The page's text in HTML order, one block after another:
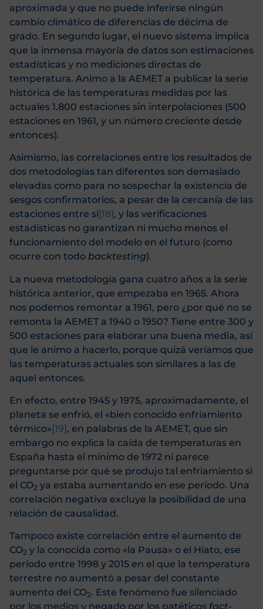
aproximada y que no puede inferirse ningún
cambio climático de diferencias de décima de
grado. En segundo lugar, el nuevo sistema implica
que la inmensa mayoría de datos son estimaciones
estadísticas y no mediciones directas de
temperatura. Animo a la AEMET a publicar la serie
histórica de las temperaturas medidas por las
actuales 1.800 estaciones sin interpolaciones (500
estaciones en 1961, y un número creciente desde
entonces).
Asimismo, las correlaciones entre los resultados de
dos metodologías tan diferentes son demasiado
elevadas como para no sospechar la existencia de
sesgos confirmatorios, a pesar de la cercanía de las
estaciones entre sí[18] , y las verificaciones
estadísticas no garantizan ni mucho menos el
funcionamiento del modelo en el futuro (como
ocurre con todo backtesting).
La nueva metodología gana cuatro años a la serie
histórica anterior, que empezaba en 1965. Ahora
nos podemos remontar a 1961, pero ¿por qué no se
remonta la AEMET a 1940 o 1950? Tiene entre 300 y
500 estaciones para elaborar una buena media, así
que le animo a hacerlo, porque quizá veríamos que
las temperaturas actuales son similares a las de
aquel entonces.
En efecto, entre 1945 y 1975, aproximadamente, el
planeta se enfrió, el «bien conocido enfriamiento
térmico»[19], en palabras de la AEMET, que sin
embargo no explica la caída de temperaturas en
España hasta el mínimo de 1972 ni parece
preguntarse por qué se produjo tal enfriamiento si
el CO2 ya estaba aumentando en ese período. Una
correlación negativa excluye la posibilidad de una
relación de causalidad.
Tampoco existe correlación entre el aumento de
CO2 y la conocida como «la Pausa» o el Hiato, ese
período entre 1998 y 2015 en el que la temperatura
terrestre no aumentó a pesar del constante
aumento del CO2. Este fenómeno fue silenciado
por los medios y negado por los patéticos fact-